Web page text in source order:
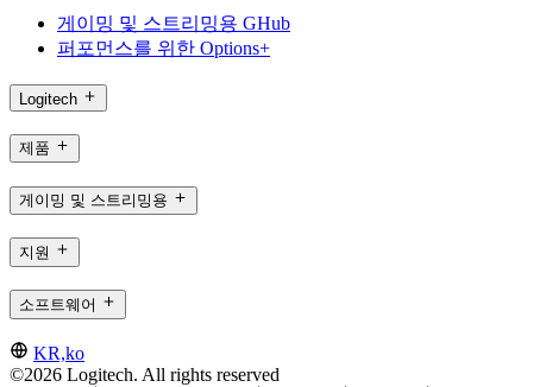
게이밍 및 스트리밍용 GHub
퍼포먼스를 위한 Options+
Logitech
제품
게이밍 및 스트리밍용
지원
소프트웨어
KR,ko
©2026 Logitech. All rights reserved